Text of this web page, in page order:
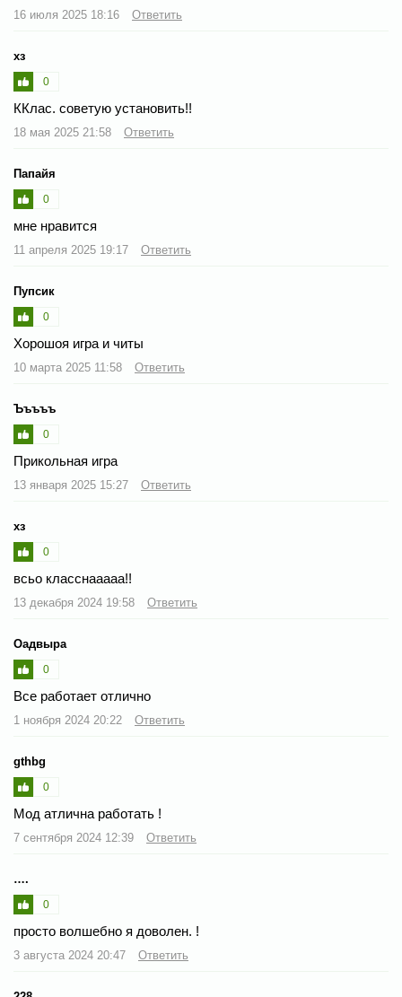
16 июля 2025 18:16 Ответить
хз
0
ККлас. советую установить!!
18 мая 2025 21:58 Ответить
Папайя
0
мне нравится
11 апреля 2025 19:17 Ответить
Пупсик
0
Хорошоя игра и читы
10 марта 2025 11:58 Ответить
Ъъъъъ
0
Прикольная игра
13 января 2025 15:27 Ответить
хз
0
всьо класснааааа!!
13 декабря 2024 19:58 Ответить
Оадвыра
0
Все работает отлично
1 ноября 2024 20:22 Ответить
gthbg
0
Мод атлична работать !
7 сентября 2024 12:39 Ответить
….
0
просто волшебно я доволен. !
3 августа 2024 20:47 Ответить